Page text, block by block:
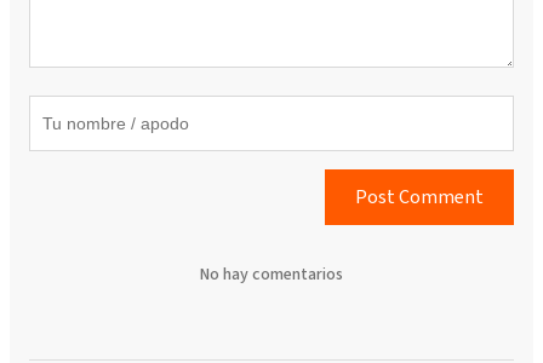
Post Comment
No hay comentarios